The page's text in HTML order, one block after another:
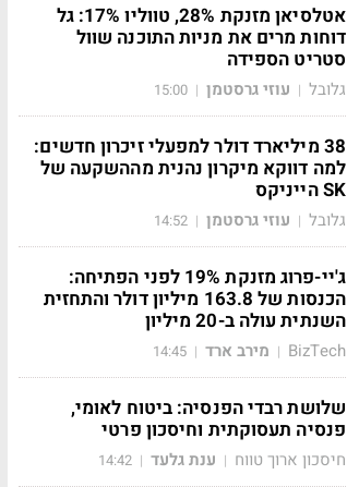
אטלסיאן מזנקת 28%, טווליו 17%: גל
דוחות מרים את מניות התוכנה שוול
סטריט הספידה
גלובל | עוזי גרסטמן |
15:00
38 מיליארד דולר למפעלי זיכרון חדשים:
למה דווקא מיקרון נהנית מההשקעה של
SK הייניקס
גלובל | עוזי גרסטמן |
14:52
ג'יי-פרוג מזנקת 19% לפני הפתיחה:
הכנסות של 163.8 מיליון דולר והתחזית
השנתית עולה ב-20 מיליון
BizTech
| מירב ארד |
14:45
שלושת רבדי הפנסיה: ביטוח לאומי,
פנסיה תעסוקתית וחיסכון פרטי
חיסכון ארוך טווח | ענת גלעד |
14:42